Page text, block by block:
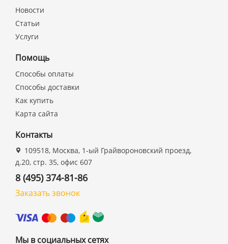
Новости
Статьи
Услуги
Помощь
Способы оплаты
Способы доставки
Как купить
Карта сайта
Контакты
109518, Москва, 1-ый Грайвороновский проезд,
д.20, стр. 35, офис 607
8 (495) 374-81-86
Заказать звонок
Мы в социальных сетях